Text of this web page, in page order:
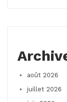
août 2026
juillet 2026